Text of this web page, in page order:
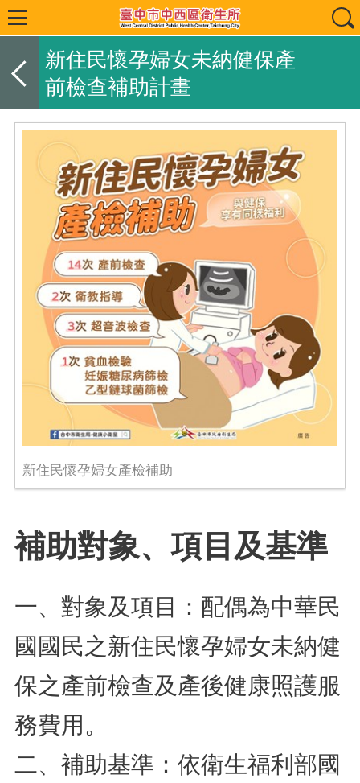
新住民懷孕婦女未納健保產
前檢查補助計畫
新住民懷孕婦女產檢補助
補助對象、項目及基準
一、對象及項目：配偶為中華民
國國民之新住民懷孕婦女未納健
保之產前檢查及產後健康照護服
務費用。
二、補助基準：依衛生福利部國